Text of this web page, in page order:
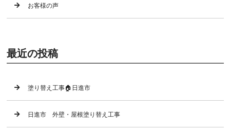
お客様の声
最近の投稿
塗り替え工事🏠日進市
日進市 外壁・屋根塗り替え工事